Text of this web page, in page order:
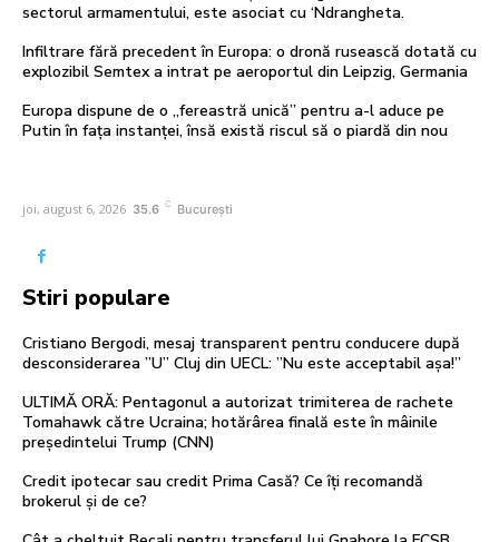
sectorul armamentului, este asociat cu ‘Ndrangheta.
Infiltrare fără precedent în Europa: o dronă rusească dotată cu
explozibil Semtex a intrat pe aeroportul din Leipzig, Germania
Europa dispune de o „fereastră unică” pentru a-l aduce pe
Putin în fața instanței, însă există riscul să o piardă din nou
joi, august 6, 2026 35.6 C București
Stiri populare
Cristiano Bergodi, mesaj transparent pentru conducere după
desconsiderarea ”U” Cluj din UECL: ”Nu este acceptabil așa!”
ULTIMĂ ORĂ: Pentagonul a autorizat trimiterea de rachete
Tomahawk către Ucraina; hotărârea finală este în mâinile
președintelui Trump (CNN)
Credit ipotecar sau credit Prima Casă? Ce îți recomandă
brokerul și de ce?